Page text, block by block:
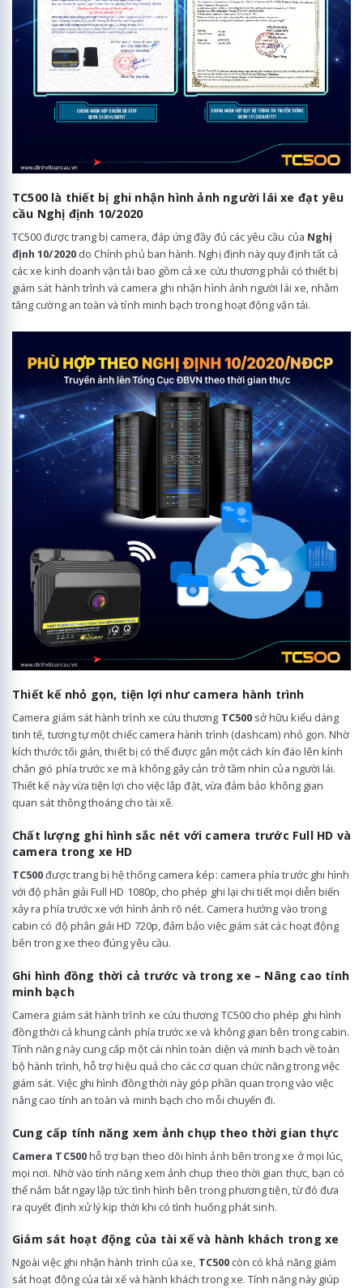
TC500 là thiết bị ghi nhận hình ảnh người lái xe đạt yêu
cầu Nghị định 10/2020
TC500 được trang bị camera, đáp ứng đầy đủ các yêu cầu của Nghị
định 10/2020do Chính phủ ban hành. Nghị định này quy định tất cả
các xe kinh doanh vận tải bao gồm cả xe cứu thương phải có thiết bị
giám sát hành trình và camera ghi nhận hình ảnh người lái xe, nhằm
tăng cường an toàn và tính minh bạch trong hoạt động vận tải.
Thiết kế nhỏ gọn, tiện lợi như camera hành trình
Camera giám sát hành trình xe cứu thương TC500sở hữu kiểu dáng
tinh tế, tương tự một chiếc camera hành trình (dashcam) nhỏ gọn. Nhờ
kích thước tối giản, thiết bị có thể được gắn một cách kín đáo lên kính
chắn gió phía trước xe mà không gây cản trở tầm nhìn của người lái.
Thiết kế này vừa tiện lợi cho việc lắp đặt, vừa đảm bảo không gian
quan sát thông thoáng cho tài xế.
Chất lượng ghi hình sắc nét với camera trước Full HD và
camera trong xe HD
TC500được trang bị hệ thống camera kép: camera phía trước ghi hình
với độ phân giải Full HD 1080p, cho phép ghi lại chi tiết mọi diễn biến
xảy ra phía trước xe với hình ảnh rõ nét. Camera hướng vào trong
cabin có độ phân giải HD 720p, đảm bảo việc giám sát các hoạt động
bên trong xe theo đúng yêu cầu.
Ghi hình đồng thời cả trước và trong xe – Nâng cao tính
minh bạch
Camera giám sát hành trình xe cứu thương TC500 cho phép ghi hình
đồng thời cả khung cảnh phía trước xe và không gian bên trong cabin.
Tính năng này cung cấp một cái nhìn toàn diện và minh bạch về toàn
bộ hành trình, hỗ trợ hiệu quả cho các cơ quan chức năng trong việc
giám sát. Việc ghi hình đồng thời này góp phần quan trọng vào việc
nâng cao tính an toàn và minh bạch cho mỗi chuyến đi.
Cung cấp tính năng xem ảnh chụp theo thời gian thực
Camera TC500hỗ trợ bạn theo dõi hình ảnh bên trong xe ở mọi lúc,
mọi nơi. Nhờ vào tính năng xem ảnh chụp theo thời gian thực, bạn có
thể nắm bắt ngay lập tức tình hình bên trong phương tiện, từ đó đưa
ra quyết định xử lý kịp thời khi có tình huống phát sinh.
Giám sát hoạt động của tài xế và hành khách trong xe
Ngoài việc ghi nhận hành trình của xe, TC500còn có khả năng giám
sát hoạt động của tài xế và hành khách trong xe. Tính năng này giúp